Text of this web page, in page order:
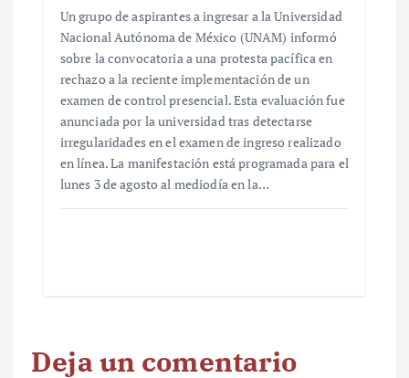
Un grupo de aspirantes a ingresar a la Universidad
Nacional Autónoma de México (UNAM) informó
sobre la convocatoria a una protesta pacífica en
rechazo a la reciente implementación de un
examen de control presencial. Esta evaluación fue
anunciada por la universidad tras detectarse
irregularidades en el examen de ingreso realizado
en línea. La manifestación está programada para el
lunes 3 de agosto al mediodía en la…
Deja un comentario